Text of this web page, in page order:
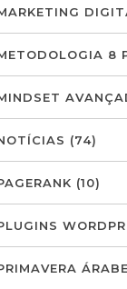
8
(74)
(10)
ÁRABE